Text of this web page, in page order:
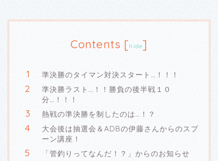
Contents [hide]
準決勝のタイマン対決スタート…！！！
準決勝ラスト…！！勝負の後半戦１０
分…！！！
熱戦の準決勝を制したのは…！？
大会後は抽選会＆ADBの伊藤さんからのスプ
ーン講座！
「管釣りってなんだ！？」からのお知らせ